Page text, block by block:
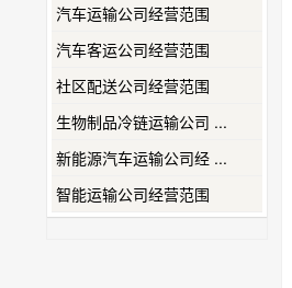
汽车运输公司经营范围
汽车客运公司经营范围
社区配送公司经营范围
生物制品冷链运输公司 ...
新能源汽车运输公司经 ...
智能运输公司经营范围